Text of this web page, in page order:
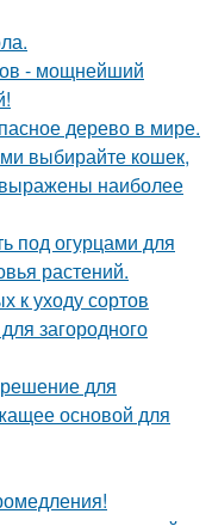
- мощнейший
дерево в мире.
выбирайте кошек,
выражены наиболее
под огурцами для
растений.
к уходу сортов
загородного
для
основой для